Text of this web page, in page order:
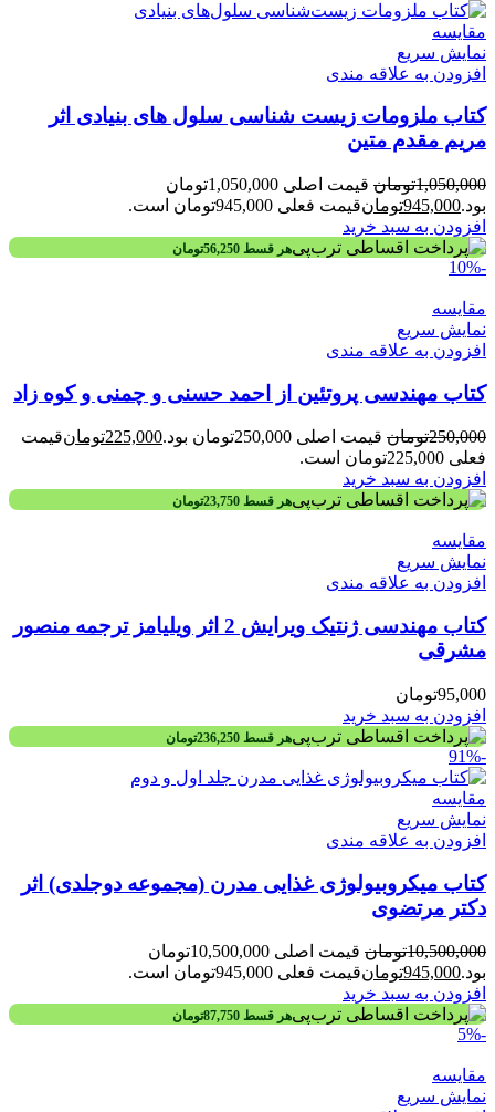
مقايسه
نمایش سریع
افزودن به علاقه مندی
کتاب ملزومات زیست شناسی سلول های بنیادی اثر
مریم مقدم متین
1,050,000تومان
قیمت اصلی 1,050,000تومان
بود.945,000تومانقیمت فعلی 945,000تومان است.
افزودن به سبد خرید
هر قسط 56,250تومان
-10%
مقايسه
نمایش سریع
افزودن به علاقه مندی
کتاب مهندسی پروتئین از احمد حسنی و چمنی و کوه زاد
250,000تومان قیمت اصلی 250,000تومان بود. 225,000تومانقیمت
فعلی 225,000تومان است.
افزودن به سبد خرید
هر قسط 23,750تومان
مقايسه
نمایش سریع
افزودن به علاقه مندی
کتاب مهندسی ژنتیک ویرایش 2 اثر ویلیامز ترجمه منصور
مشرقی
95,000تومان
افزودن به سبد خرید
هر قسط 236,250تومان
-91%
مقايسه
نمایش سریع
افزودن به علاقه مندی
کتاب میکروبیولوژی غذایی مدرن (مجموعه دوجلدی) اثر
دکتر مرتضوی
10,500,000تومان
قیمت اصلی 10,500,000تومان
بود.945,000تومانقیمت فعلی 945,000تومان است.
افزودن به سبد خرید
هر قسط 87,750تومان
-5%
مقايسه
نمایش سریع